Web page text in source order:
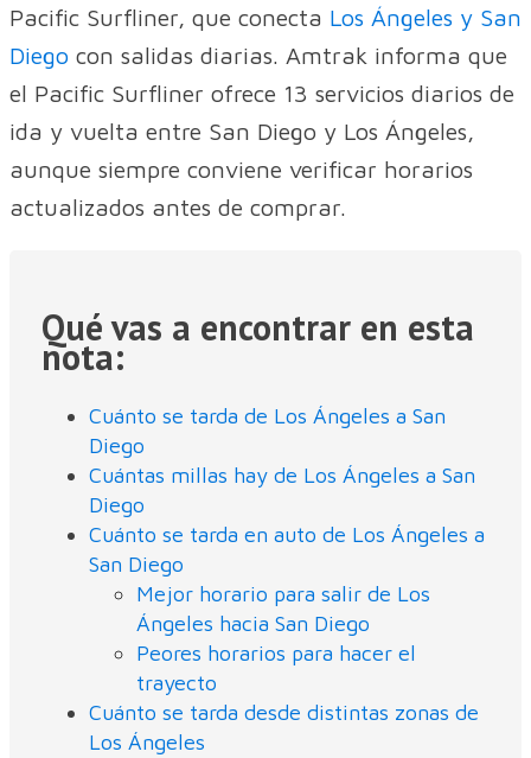
Pacific Surfliner, que conecta Los Ángeles y San
Diego con salidas diarias. Amtrak informa que
el Pacific Surfliner ofrece 13 servicios diarios de
ida y vuelta entre San Diego y Los Ángeles,
aunque siempre conviene verificar horarios
actualizados antes de comprar.
Qué vas a encontrar en esta
nota:
Cuánto se tarda de Los Ángeles a San
Diego
Cuántas millas hay de Los Ángeles a San
Diego
Cuánto se tarda en auto de Los Ángeles a
San Diego
Mejor horario para salir de Los
Ángeles hacia San Diego
Peores horarios para hacer el
trayecto
Cuánto se tarda desde distintas zonas de
Los Ángeles